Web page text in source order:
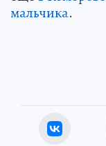
мальчика.